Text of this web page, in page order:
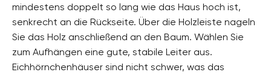
mindestens doppelt so lang wie das Haus hoch ist,
senkrecht an die Rückseite. Über die Holzleiste nageln
Sie das Holz anschließend an den Baum. Wählen Sie
zum Aufhängen eine gute, stabile Leiter aus.
Eichhörnchenhäuser sind nicht schwer, was das